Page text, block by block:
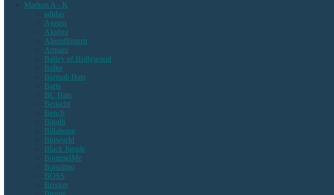
Marken A - K
adidas
Ajusen
Akubra
Alpenflüstern
Armani
Bailey of Hollywood
Balke
Barmah Hats
Barts
BC Hats
Bedacht
Bench
Bigalli
Billabong
Bioworld
Black Jungle
BommelMe
Borsalino
BOSS
Brixton